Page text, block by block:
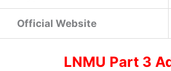
Official Website
LNMU Part 3